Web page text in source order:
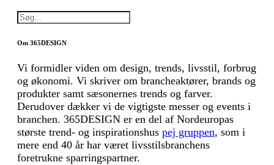
Om 365DESIGN
Vi formidler viden om design, trends, livsstil, forbrug
og økonomi. Vi skriver om brancheaktører, brands og
produkter samt sæsonernes trends og farver.
Derudover dækker vi de vigtigste messer og events i
branchen. 365DESIGN er en del af Nordeuropas
største trend- og inspirationshus pej gruppen, som i
mere end 40 år har været livsstilsbranchens
foretrukne sparringspartner.